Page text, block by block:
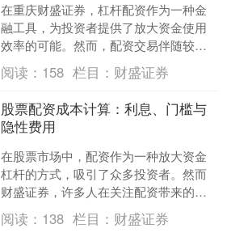
在重庆财盛证券，杠杆配资作为一种金
融工具，为投资者提供了放大资金使用
效率的可能。然而，配资交易伴随较高
风险，合规开户是保障自身权益的第一
步。本文将为您梳理重庆地....
阅读： 158 栏目： 财盛证券
股票配资成本计算：利息、门槛与
隐性费用
在股票市场中，配资作为一种放大资金
杠杆的方式，吸引了众多投资者。然而
财盛证券，许多人在关注配资带来的收
益潜力时，往往忽略了其背后的真实成
本。本文将详细解析股票配....
阅读： 138 栏目： 财盛证券